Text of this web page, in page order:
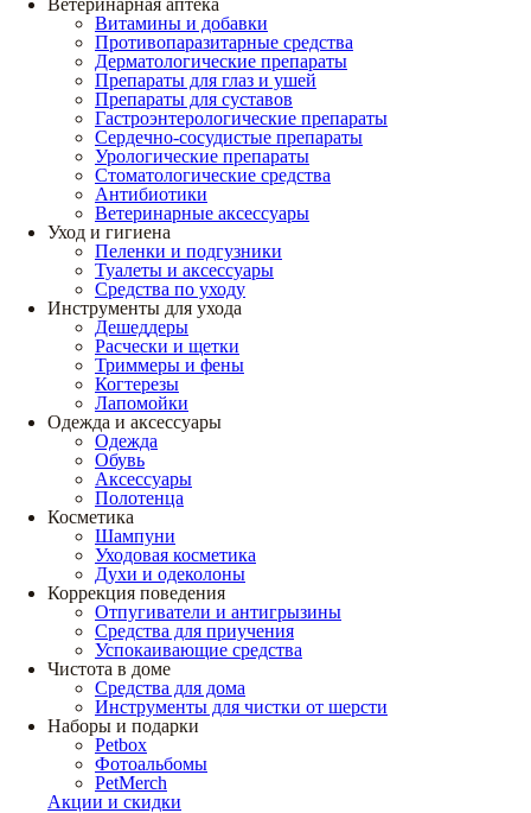
Ветеринарная аптека
Витамины и добавки
Противопаразитарные средства
Дерматологические препараты
Препараты для глаз и ушей
Препараты для суставов
Гастроэнтерологические препараты
Сердечно-сосудистые препараты
Урологические препараты
Стоматологические средства
Антибиотики
Ветеринарные аксессуары
Уход и гигиена
Пеленки и подгузники
Туалеты и аксессуары
Средства по уходу
Инструменты для ухода
Дешеддеры
Расчески и щетки
Триммеры и фены
Когтерезы
Лапомойки
Одежда и аксессуары
Одежда
Обувь
Аксессуары
Полотенца
Косметика
Шампуни
Уходовая косметика
Духи и одеколоны
Коррекция поведения
Отпугиватели и антигрызины
Средства для приучения
Успокаивающие средства
Чистота в доме
Средства для дома
Инструменты для чистки от шерсти
Наборы и подарки
Petbox
Фотоальбомы
PetMerch
Акции и скидки